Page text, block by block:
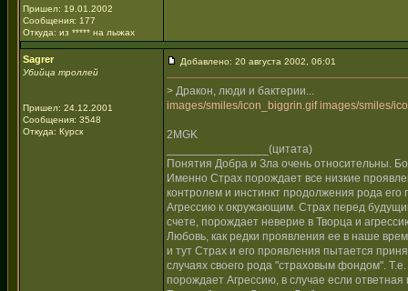
Пришел: 19.01.2002
Сообщения: 177
Откуда: из ***** на лыжах
Sagrer
Убийца троллей
Пришел: 24.12.2001
Сообщения: 3548
Откуда: Курск
Добавлено: 20 августа 2002, 06:01
> Дракон, люди и бактерии...
images/smiles/icon_biggrin.gif images/smiles/
2MGK
________________(цитата)
Понятия Добра и Зла очень относительны.
Именно Страх порождает все низкие
контролем и инстинкт продолжения рода
Агрессию к окружающим. Страх перед
счете, порождает неверие в Творца и
Любовь, как редки проявления ее в наше
и тут Страх и его проявления пытается
случаях своего рода "страховым фондом".
порождает Агрессию, в случае если